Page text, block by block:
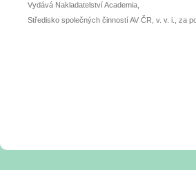
Vydává Nakladatelství Academia,
Středisko společných činností AV ČR, v. v. i., za